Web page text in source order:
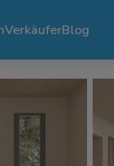
VerkäuferBlog